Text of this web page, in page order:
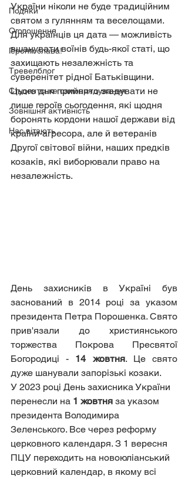
Подяки
Оголошення
Героям слава!
Тревелблог
Студентське самоврядування
Зовнішня активність
Нас вітають
України ніколи не буде традиційним
святом з гулянням та веселощами.
Для українців ця дата — можливість
вшанувати воїнів будь-якої статі, що
захищають незалежність та
суверенітет рідної Батьківщини.
Цього дня прийнято згадувати не
лише героїв сьогодення, які щодня
боронять кордони нашої держави від
країни-агресора, але й ветеранів
Другої світової війни, наших предків
козаків, які виборювали право на
незалежність.
День захисників в Україні був
заснований в 2014 році за указом
президента Петра Порошенка. Свято
прив'язали до християнського
торжества Покрова Пресвятої
Богородиці - 14 жовтня. Це свято
дуже шанували запорізькі козаки.
У 2023 році День захисника України
перенесли на 1 жовтня за указом
президента Володимира
Зеленського. Все через реформу
церковного календаря. З 1 вересня
ПЦУ переходить на новоюліанський
церковний календар, в якому всі